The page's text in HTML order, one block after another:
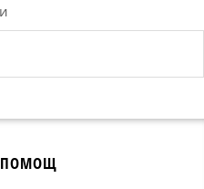
ПОМОЩ